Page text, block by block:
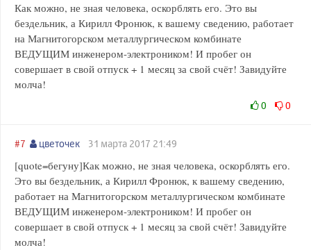
Как можно, не зная человека, оскорблять его. Это вы
бездельник, а Кирилл Фронюк, к вашему сведению, работает
на Магнитогорском металлургическом комбинате
ВЕДУЩИМ инженером-электроником! И пробег он
совершает в свой отпуск + 1 месяц за свой счёт! Завидуйте
молча!
0 0
#7 цветочек 31 марта 2017 21:49
[quote=бегуну]Как можно, не зная человека, оскорблять его.
Это вы бездельник, а Кирилл Фронюк, к вашему сведению,
работает на Магнитогорском металлургическом комбинате
ВЕДУЩИМ инженером-электроником! И пробег он
совершает в свой отпуск + 1 месяц за свой счёт! Завидуйте
молча!